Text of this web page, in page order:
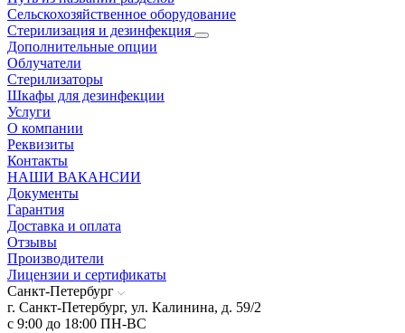
Сельскохозяйственное оборудование
Стерилизация и дезинфекция
Дополнительные опции
Облучатели
Стерилизаторы
Шкафы для дезинфекции
Услуги
О компании
Реквизиты
Контакты
НАШИ ВАКАНСИИ
Документы
Гарантия
Доставка и оплата
Отзывы
Производители
Лицензии и сертификаты
Санкт-Петербург
г. Санкт-Петербург, ул. Калинина, д. 59/2
с 9:00 до 18:00 ПН-ВС